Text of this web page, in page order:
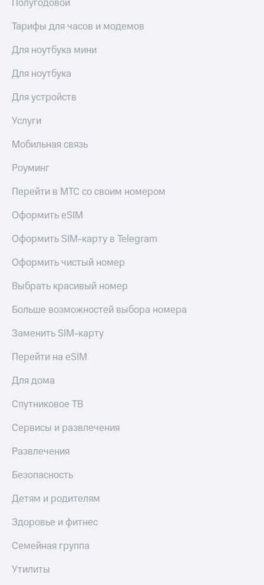
Тарифы для часов и модемов
Для ноутбука мини
Для ноутбука
Для устройств
Услуги
Мобильная связь
Роуминг
Перейти в МТС со своим номером
Оформить eSIM
Оформить SIM-карту в Telegram
Оформить чистый номер
Выбрать красивый номер
Больше возможностей выбора номера
Заменить SIM-карту
Перейти на eSIM
Для дома
Спутниковое ТВ
Сервисы и развлечения
Развлечения
Безопасность
Детям и родителям
Здоровье и фитнес
Семейная группа
Утилиты